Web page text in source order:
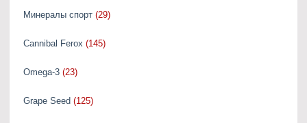
Минералы спорт (29)
Cannibal Ferox (145)
Omega-3 (23)
Grape Seed (125)